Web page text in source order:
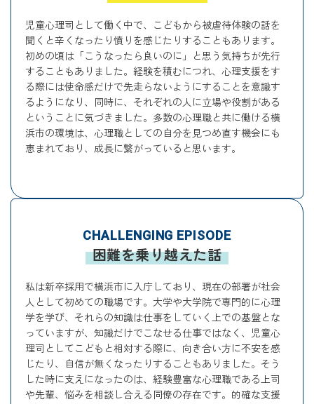
児童心理司として働く中で、こどもから被虐待体験の話を
聞くと辛くなったり憤りを感じたりすることもあります。
初めの頃は「こうなったら良いのに」と思う気持ちが先行
することもありました。経験を積むにつれ、心理支援をす
る際には使命感だけで先走らないようにすることを意識す
るようになり、同時に、それぞれの人に立場や役割がある
ということに気づきました。多数の心理職と共に働ける横
浜市の環境は、心理職としての自分を見つめ直す機会にも
恵まれており、成長に繋がっていると思います。
CHALLENGING EPISODE
困難を乗り越えた話
私は新卒採用で横浜市に入庁しており、現在の部署が社会
人として初めての職場です。大学や大学院で専門的に心理
学を学び、それらの知識は仕事をしていく上での基盤とな
っていますが、知識だけでこなせる仕事ではなく、児童心
理司としてこどもと相対する際に、向き合い方に不安を感
じたり、自信が無くなったりすることもありました。そう
した時に支えになったのは、経験豊富な心理職である上司
や先輩、悩みを相談し合える同僚の存在です。的確な支援